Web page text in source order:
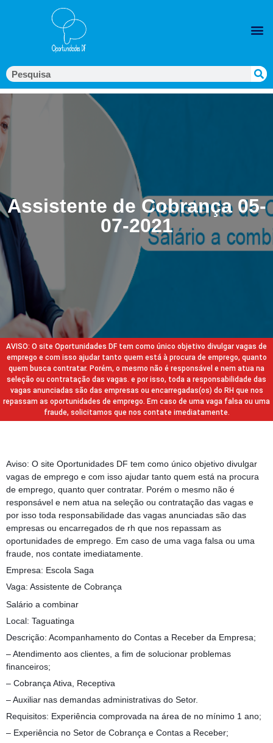
Assistente de Cobrança 05-
07-2021
AVISO: O site Oportunidades DF tem como único objetivo divulgar vagas de
emprego e com isso ajudar tanto quem está à procura de emprego, quanto
quem busca contratar. Porém, o mesmo não é responsável e nem atua na
seleção ou contratação das vagas. e por isso, toda a responsabilidade das
vagas anunciadas são das empresas ou encarregadas(os) do RH que nos
repassam as oportunidades de emprego. Em caso de uma vaga falsa ou uma
fraude, solicitamos que nos contate imediatamente.
Aviso: O site Oportunidades DF tem como único objetivo divulgar
vagas de emprego e com isso ajudar tanto quem está na procura
de emprego, quanto quer contratar. Porém o mesmo não é
responsável e nem atua na seleção ou contratação das vagas e
por isso toda responsabilidade das vagas anunciadas são das
empresas ou encarregados de rh que nos repassam as
oportunidades de emprego. Em caso de uma vaga falsa ou uma
fraude, nos contate imediatamente.
Empresa: Escola Saga
Vaga: Assistente de Cobrança
Salário a combinar
Local: Taguatinga
Descrição: Acompanhamento do Contas a Receber da Empresa;
– Atendimento aos clientes, a fim de solucionar problemas
financeiros;
– Cobrança Ativa, Receptiva
– Auxiliar nas demandas administrativas do Setor.
Requisitos: Experiência comprovada na área de no mínimo 1 ano;
– Experiência no Setor de Cobrança e Contas a Receber;